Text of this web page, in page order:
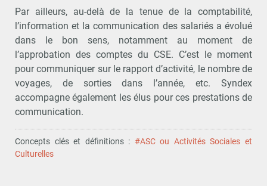
Par ailleurs, au-delà de la tenue de la comptabilité,
l’information et la communication des salariés a évolué
dans le bon sens, notamment au moment de
l’approbation des comptes du CSE. C’est le moment
pour communiquer sur le rapport d’activité, le nombre de
voyages, de sorties dans l’année, etc. Syndex
accompagne également les élus pour ces prestations de
communication.
Concepts clés et définitions : #ASC ou Activités Sociales et
Culturelles